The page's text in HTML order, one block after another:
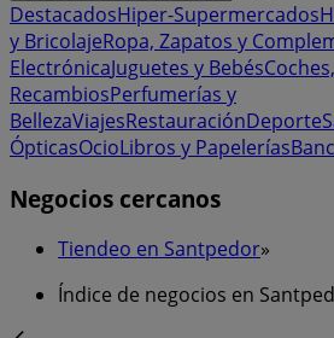
DestacadosHiper-Supermercados
y BricolajeRopa, Zapatos y
ElectrónicaJuguetes y Bebés
RecambiosPerfumerías y
BellezaViajesRestauraciónDeporte
ÓpticasOcioLibros y Papelerías
Negocios cercanos
Tiendeo en Santpedor»
Índice de negocios en